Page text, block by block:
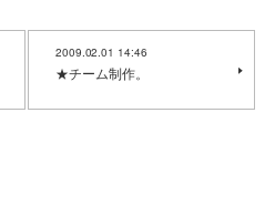
2009.02.01 14:46
★チーム制作。